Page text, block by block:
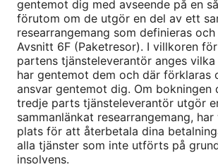
gentemot dig med avseende på en
förutom om de utgör en del av ett
researrangemang som definieras
Avsnitt 6F (Paketresor). I villkoren
partens tjänsteleverantör anges
har gentemot dem och där förklaras
ansvar gentemot dig. Om bokningen
tredje parts tjänsteleverantör utgör
sammanlänkat researrangemang,
plats för att återbetala dina
alla tjänster som inte utförts på
insolvens.